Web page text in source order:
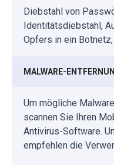
Diebstahl von
Identitätsdiebstahl,
Opfers in ein
MALWARE-
Um mögliche
scannen Sie Ihren
Antivirus-Software.
empfehlen die